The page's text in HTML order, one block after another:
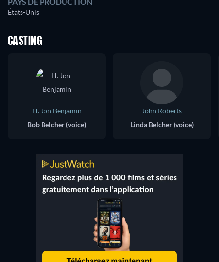
États-Unis
CASTING
H. Jon Benjamin
Bob Belcher (voice)
John Roberts
Linda Belcher (voice)